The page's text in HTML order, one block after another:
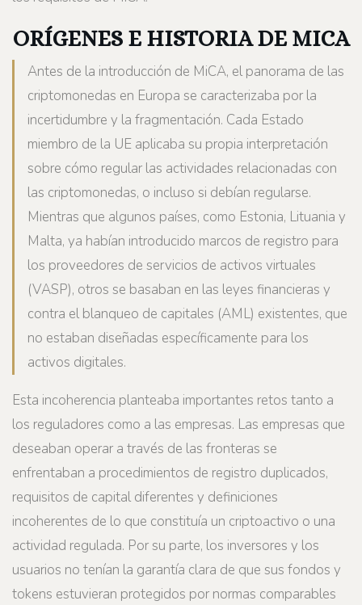
ORÍGENES E HISTORIA DE MICA
Antes de la introducción de MiCA, el panorama de las
criptomonedas en Europa se caracterizaba por la
incertidumbre y la fragmentación. Cada Estado
miembro de la UE aplicaba su propia interpretación
sobre cómo regular las actividades relacionadas con
las criptomonedas, o incluso si debían regularse.
Mientras que algunos países, como Estonia, Lituania y
Malta, ya habían introducido marcos de registro para
los proveedores de servicios de activos virtuales
(VASP), otros se basaban en las leyes financieras y
contra el blanqueo de capitales (AML) existentes, que
no estaban diseñadas específicamente para los
activos digitales.
Esta incoherencia planteaba importantes retos tanto a
los reguladores como a las empresas. Las empresas que
deseaban operar a través de las fronteras se
enfrentaban a procedimientos de registro duplicados,
requisitos de capital diferentes y definiciones
incoherentes de lo que constituía un criptoactivo o una
actividad regulada. Por su parte, los inversores y los
usuarios no tenían la garantía clara de que sus fondos y
tokens estuvieran protegidos por normas comparables